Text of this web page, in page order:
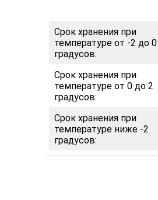
Срок хранения при
температуре от -2 до 0
градусов:
Срок хранения при
температуре от 0 до 2
градусов:
Срок хранения при
температуре ниже -2
градусов: